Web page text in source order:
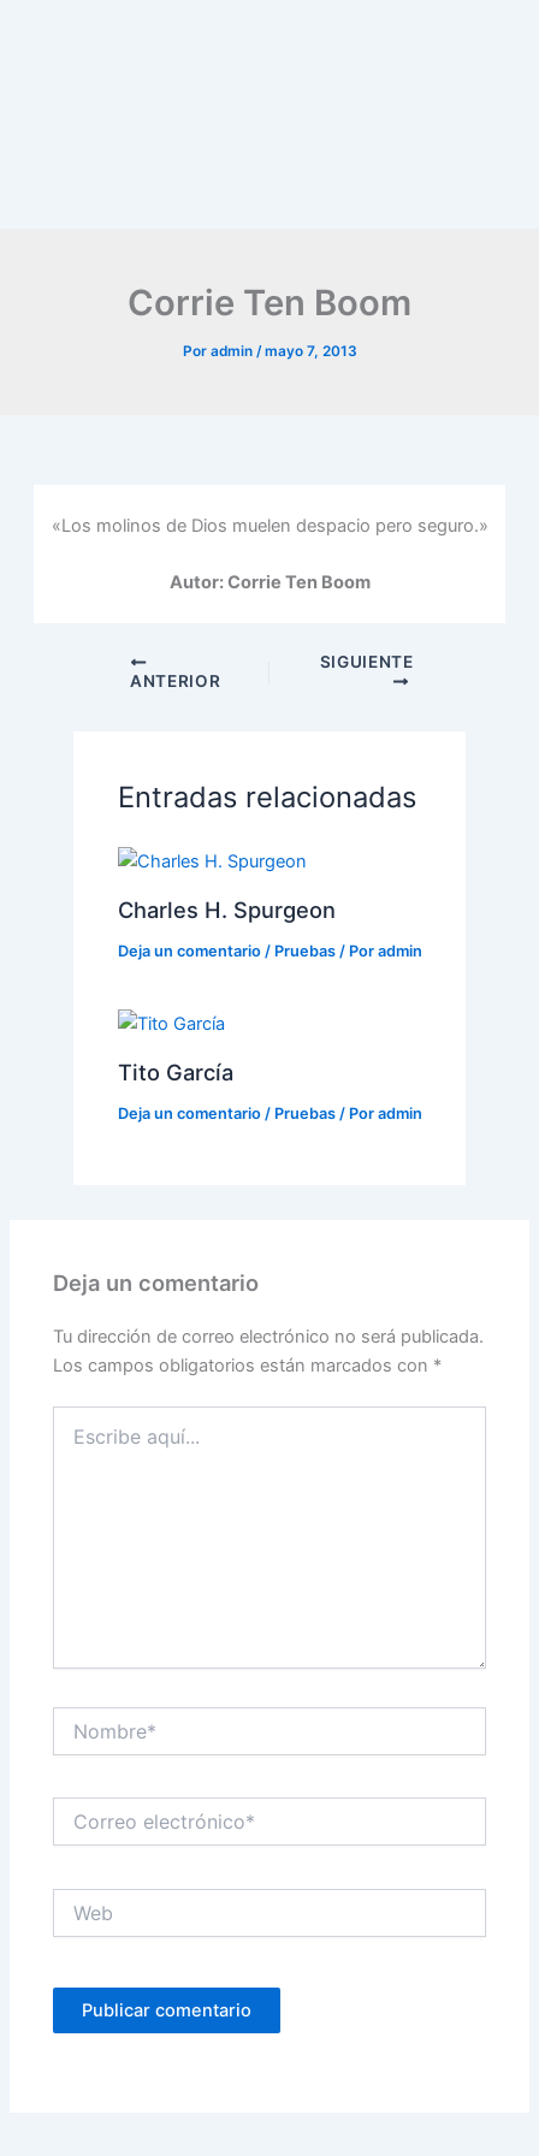
Corrie Ten Boom
Por admin /mayo 7, 2013
«Los molinos de Dios muelen despacio pero seguro.»
Autor: Corrie Ten Boom
ANTERIOR
SIGUIENTE
Entradas relacionadas
Charles H. Spurgeon
Deja un comentario / Pruebas/ Por admin
Tito García
Deja un comentario / Pruebas/ Por admin
Deja un comentario
Tu dirección de correo electrónico no será publicada.
Los campos obligatorios están marcados con *
aquí...
electrónico*